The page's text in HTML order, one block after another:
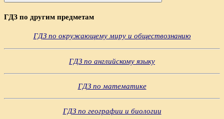
Поиск
ГДЗ по другим предметам
ГДЗ по окружающему миру и обществознанию
ГДЗ по английскому языку
ГДЗ по математике
ГДЗ по географии и биологии